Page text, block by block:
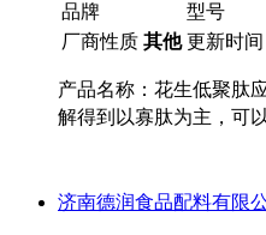
品牌
型号
厂商性质 其他 更新时间
产品名称：花生低聚肽
解得到以寡肽为主，可
济南德润食品配料有限